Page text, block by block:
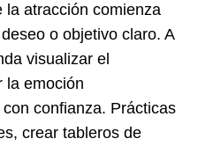
la atracción comienza
o objetivo claro. A
visualizar el
la emoción
confianza. Prácticas
crear tableros de